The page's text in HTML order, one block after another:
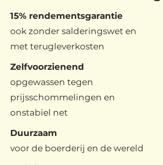
15% rendementsgarantie
ook zonder salderingswet en
met terugleverkosten
Zelfvoorzienend
opgewassen tegen
prijsschommelingen en
onstabiel net
Duurzaam
voor de boerderij en de wereld